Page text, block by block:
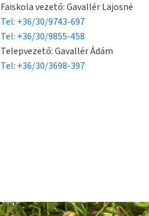
Faiskola vezető: Gavallér Lajosné
Tel: +36/30/9743-697
Tel: +36/30/9855-458
Telepvezető: Gavallér Ádám
Tel: +36/30/3698-397